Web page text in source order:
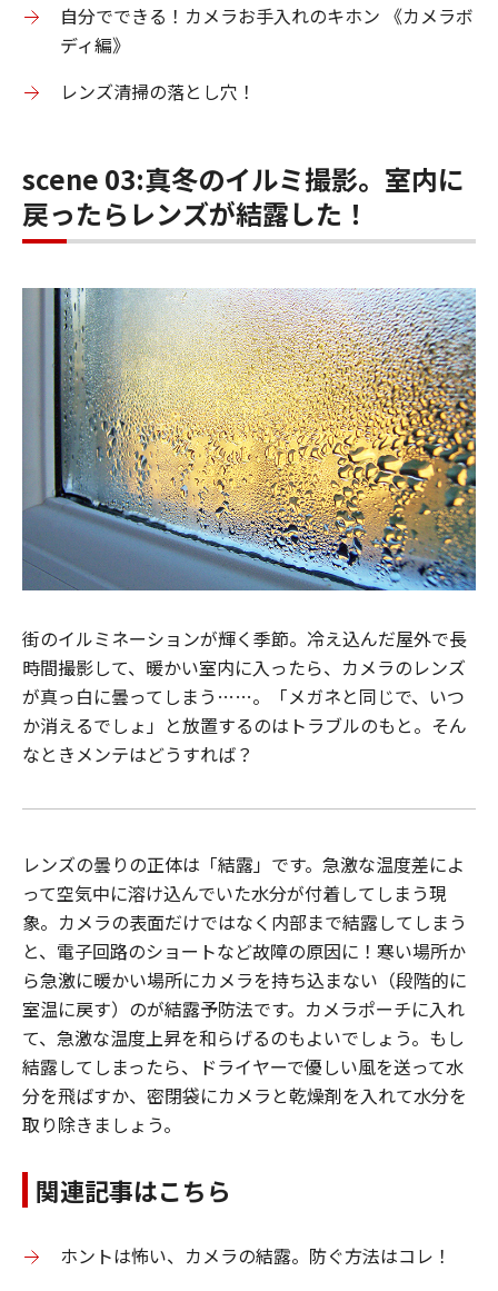
自分でできる！カメラお手入れのキホン 《カメラボ
ディ編》
レンズ清掃の落とし穴！
scene 03:真冬のイルミ撮影。室内に
戻ったらレンズが結露した！
街のイルミネーションが輝く季節。冷え込んだ屋外で長
時間撮影して、暖かい室内に入ったら、カメラのレンズ
が真っ白に曇ってしまう……。「メガネと同じで、いつ
か消えるでしょ」と放置するのはトラブルのもと。そん
なときメンテはどうすれば？
レンズの曇りの正体は「結露」です。急激な温度差によ
って空気中に溶け込んでいた水分が付着してしまう現
象。カメラの表面だけではなく内部まで結露してしまう
と、電子回路のショートなど故障の原因に！寒い場所か
ら急激に暖かい場所にカメラを持ち込まない（段階的に
室温に戻す）のが結露予防法です。カメラポーチに入れ
て、急激な温度上昇を和らげるのもよいでしょう。もし
結露してしまったら、ドライヤーで優しい風を送って水
分を飛ばすか、密閉袋にカメラと乾燥剤を入れて水分を
取り除きましょう。
関連記事はこちら
ホントは怖い、カメラの結露。防ぐ方法はコレ！